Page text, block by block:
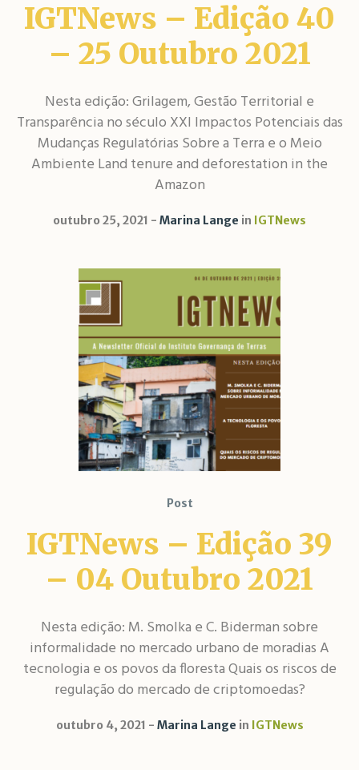
IGTNews – Edição 40
– 25 Outubro 2021
Nesta edição: ​​Grilagem, Gestão Territorial e
Transparência no século XXI Impactos Potenciais das
Mudanças Regulatórias Sobre a Terra e o Meio
Ambiente Land tenure and deforestation in the
Amazon
outubro 25, 2021 Marina Lange in IGTNews
Post
IGTNews – Edição 39
– 04 Outubro 2021
Nesta edição: ​​M. Smolka e C. Biderman sobre
informalidade no mercado urbano de moradias A
tecnologia e os povos da floresta Quais os riscos de
regulação do mercado de criptomoedas?
outubro 4, 2021 Marina Lange in IGTNews